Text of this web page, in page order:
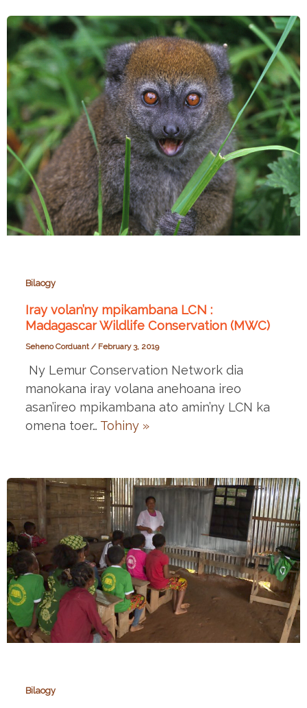
Bilaogy
Iray volan’ny mpikambana LCN :
Madagascar Wildlife Conservation (MWC)
Seheno Corduant/ February 3, 2019
Ny Lemur Conservation Network dia
manokana iray volana anehoana ireo
asan’ireo mpikambana ato amin’ny LCN ka
omena toer… Tohiny »
Bilaogy